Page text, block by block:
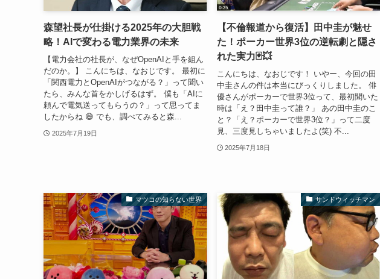
森望社長が仕掛ける2025年の大胆戦
略！AIで変わる電力業界の未来
【電力会社の社長が、なぜOpenAIと手を組ん
だのか。】 こんにちは、なおじです。 最初に
「関西電力とOpenAIがつながる？」って聞い
たら、みんな首をかしげるはず。 僕も「AIに
頼んで電気送ってもらうの？」って思ってま
したからね 😅 でも、調べてみると森...
2025年7月19日
【不倫報道から復活】田中圭が魅せ
た！ポーカー世界3位の逆転劇と隠さ
れた実力🃏💥
こんにちは、なおじです！ いやー、今回の田
中圭さんの件は本当にびっくりしました。 俳
優さんがポーカーで世界3位って、最初聞いた
時は「え？田中圭って誰？」 あの田中圭のこ
と？「え？ポーカーで世界3位？」って二度
見、三度見しちゃいましたよ(笑) 不...
2025年7月18日
マツコの知らない世界 サンドウィッチマン